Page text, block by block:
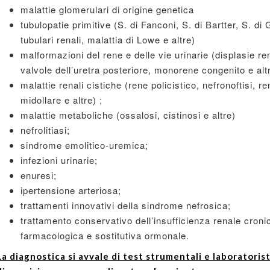
malattie glomerulari di origine genetica
tubulopatie primitive (S. di Fanconi, S. di Bartter, S. di
tubulari renali, malattia di Lowe e altre)
malformazioni del rene e delle vie urinarie (displasie
valvole dell’uretra posteriore, monorene congenito e
malattie renali cistiche (rene policistico, nefronoftisi,
midollare e altre) ;
malattie metaboliche (ossalosi, cistinosi e altre)
nefrolitiasi;
sindrome emolitico-uremica;
infezioni urinarie;
enuresi;
ipertensione arteriosa;
trattamenti innovativi della sindrome nefrosica;
trattamento conservativo dell’insufficienza renale
farmacologica e sostitutiva ormonale.
diagnostica si avvale di test strumentali e